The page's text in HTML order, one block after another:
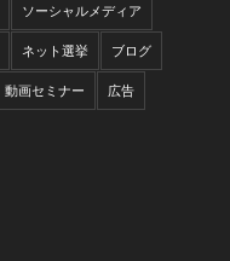
ソーシャルメディア
ネット選挙 ブログ
動画セミナー 広告